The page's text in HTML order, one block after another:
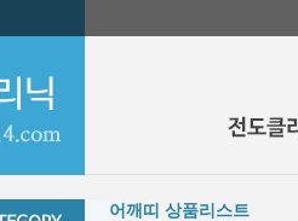
어깨띠 상품리스트